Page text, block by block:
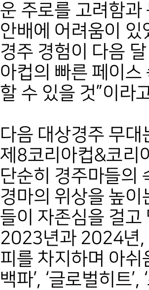
운 주로를 고려함과
안배에 어려움이 있
경주 경험이 다음
아컵의 빠른 페이
할 수 있을 것”이라
다음 대상경주 무
제8코리아컵&코리
단순히 경주마들의
경마의 위상을 높
들이 자존심을 걸고
2023년과 2024년,
피를 차지하며 아쉬
백파’, ‘글로벌히트